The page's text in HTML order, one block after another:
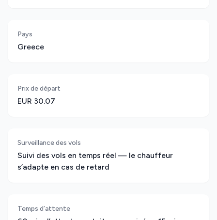
Pays
Greece
Prix de départ
EUR 30.07
Surveillance des vols
Suivi des vols en temps réel — le chauffeur
s’adapte en cas de retard
Temps d’attente